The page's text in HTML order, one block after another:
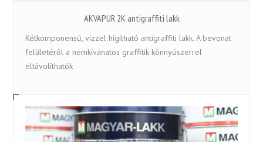
AKVAPUR 2K antigraffiti lakk
Kétkomponensű, vízzel hígítható antigraffiti lakk. A bevonat
felületéről a nemkívánatos graffitik könnyűszerrel
eltávolíthatók